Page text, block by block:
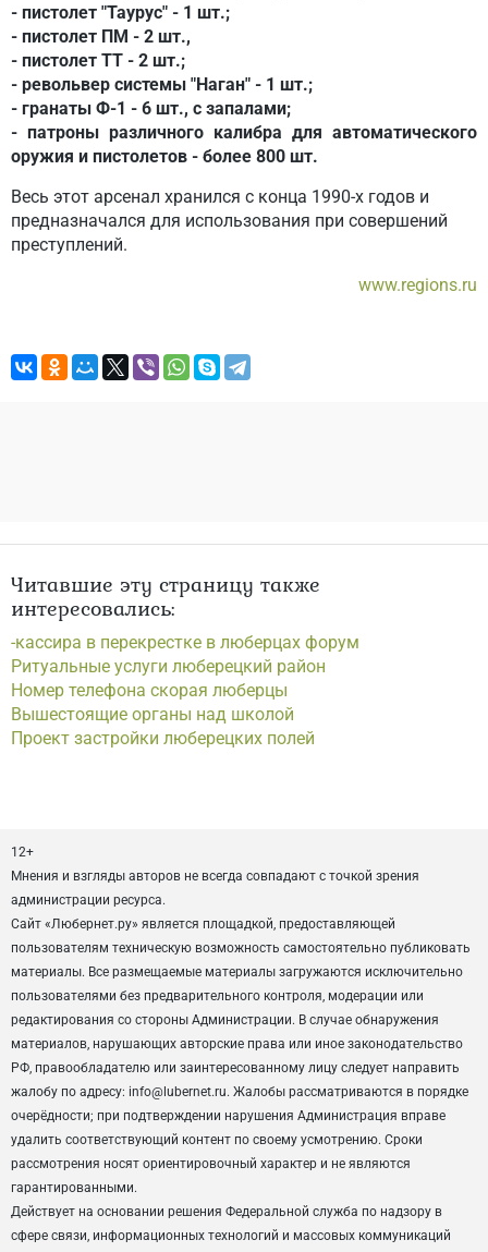
- пистолет "Таурус" - 1 шт.;
- пистолет ПМ - 2 шт.,
- пистолет ТТ - 2 шт.;
- револьвер системы "Наган" - 1 шт.;
- гранаты Ф-1 - 6 шт., с запалами;
- патроны различного калибра для автоматического
оружия и пистолетов - более 800 шт.
Весь этот арсенал хранился с конца 1990-х годов и
предназначался для использования при совершений
преступлений.
www.regions.ru
Читавшие эту страницу также
интересовались:
-кассира в перекрестке в люберцах форум
Ритуальные услуги люберецкий район
Номер телефона скорая люберцы
Вышестоящие органы над школой
Проект застройки люберецких полей
12+
Мнения и взгляды авторов не всегда совпадают с точкой зрения
администрации ресурса.
Сайт «Любернет.ру» является площадкой, предоставляющей
пользователям техническую возможность самостоятельно публиковать
материалы. Все размещаемые материалы загружаются исключительно
пользователями без предварительного контроля, модерации или
редактирования со стороны Администрации. В случае обнаружения
материалов, нарушающих авторские права или иное законодательство
РФ, правообладателю или заинтересованному лицу следует направить
жалобу по адресу: info@lubernet.ru. Жалобы рассматриваются в порядке
очерёдности; при подтверждении нарушения Администрация вправе
удалить соответствующий контент по своему усмотрению. Сроки
рассмотрения носят ориентировочный характер и не являются
гарантированными.
Действует на основании решения Федеральной служба по надзору в
сфере связи, информационных технологий и массовых коммуникаций